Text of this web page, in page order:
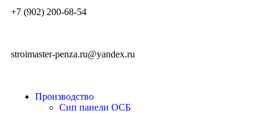
+7 (902) 200-68-54
stroimaster-penza.ru@yandex.ru
Производство
Сип панели ОСБ